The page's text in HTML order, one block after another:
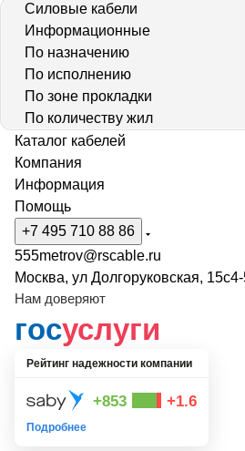
Силовые кабели
Информационные
По назначению
По исполнению
По зоне прокладки
По количеству жил
Каталог кабелей
Компания
Информация
Помощь
+7 495 710 88 86
555metrov@rscable.ru
Москва, ул Долгоруковская,
Нам доверяют
госуслуги
Рейтинг надежности компании
+853 +1.6
Подробнее